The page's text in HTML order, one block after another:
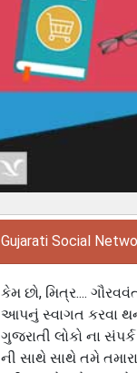
Gujarati Social
કેમ છો, મિત્ર....
આપનું સ્વાગત કરવા
ગુજરાતી લોકો ના
ની સાથે સાથે તમે